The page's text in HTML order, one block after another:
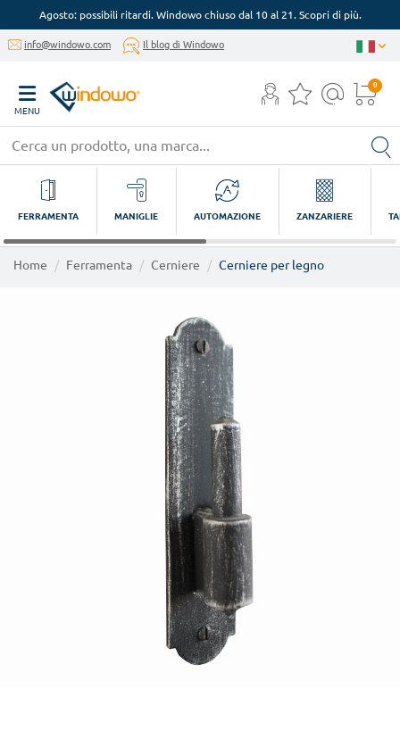
Agosto: possibili ritardi. Windowo chiuso dal 10 al 21. Scopri di più.
info@windowo.com Il blog di Windowo
MENU
0
FERRAMENTA MANIGLIE AUTOMAZIONE ZANZARIERE
Home Ferramenta Cerniere Cerniere per legno